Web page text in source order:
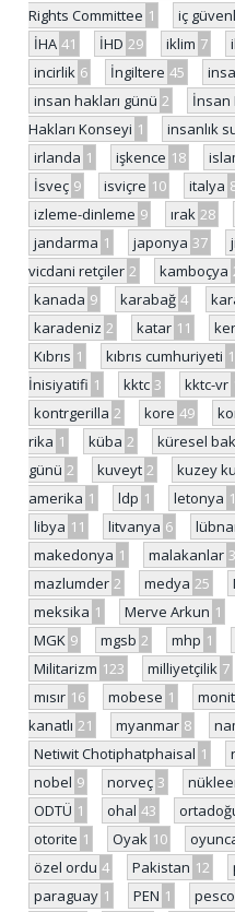
Rights Committee 1 iç
İHA 41 İHD 29 iklim 7
incirlik 6 İngiltere 45
insan hakları günü 2 İnsan
Hakları Konseyi 1 insanlık
irlanda 1 işkence 18
İsveç 9 isviçre 10 italya
izleme-dinleme 9 ırak 28
jandarma 1 japonya 37
vicdani retçiler 2 kamboçya
kanada 9 karabağ 4
karadeniz 2 katar 11
Kıbrıs 1 kıbrıs cumhuriyeti
İnisiyatifi 1 kktc 3 kktc-vr
kontrgerilla 2 kore 49
rika 1 küba 2 küresel bak
günü 2 kuveyt 2 kuzey
amerika 1 ldp 1 letonya 1
libya 11 litvanya 6
makedonya 1 malakanlar 3
mazlumder 2 medya 25
meksika 1 Merve Arkun 1
MGK 9 mgsb 2 mhp 1
Militarizm 123 milliyetçilik 7
mısır 16 mobese 1
kanatlı 21 myanmar 8
Netiwit Chotiphatphaisal 1
nobel 9 norveç 3
ODTÜ 1 ohal 43
otorite 1 Oyak 10
özel ordu 4 Pakistan 12
paraguay 1 PEN 1 pesco